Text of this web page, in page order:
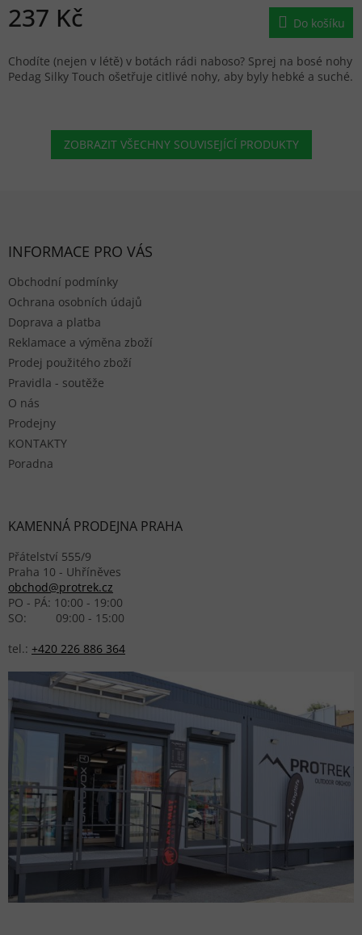
237 Kč Do košíku
Chodíte (nejen v létě) v botách rádi naboso? Sprej na bosé nohy
Pedag Silky Touch ošetřuje citlivé nohy, aby byly hebké a suché.
ZOBRAZIT VŠECHNY SOUVISEJÍCÍ PRODUKTY
INFORMACE PRO VÁS
Obchodní podmínky
Ochrana osobních údajů
Doprava a platba
Reklamace a výměna zboží
Prodej použitého zboží
Pravidla - soutěže
O nás
Prodejny
KONTAKTY
Poradna
KAMENNÁ PRODEJNA PRAHA
Přátelství 555/9
Praha 10 - Uhříněves
obchod@protrek.cz
PO - PÁ: 10:00 - 19:00
SO: 09:00 - 15:00
tel.: +420 226 886 364